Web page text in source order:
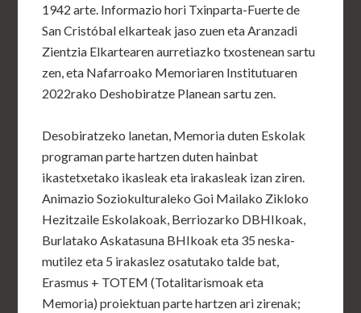
1942 arte. Informazio hori Txinparta-Fuerte de
San Cristóbal elkarteak jaso zuen eta Aranzadi
Zientzia Elkartearen aurretiazko txostenean sartu
zen, eta Nafarroako Memoriaren Institutuaren
2022rako Deshobiratze Planean sartu zen.
Desobiratzeko lanetan, Memoria duten Eskolak
programan parte hartzen duten hainbat
ikastetxetako ikasleak eta irakasleak izan ziren.
Animazio Soziokulturaleko Goi Mailako Zikloko
Hezitzaile Eskolakoak, Berriozarko DBHIkoak,
Burlatako Askatasuna BHIkoak eta 35 neska-
mutilez eta 5 irakaslez osatutako talde bat,
Erasmus + TOTEM (Totalitarismoak eta
Memoria) proiektuan parte hartzen ari zirenak;